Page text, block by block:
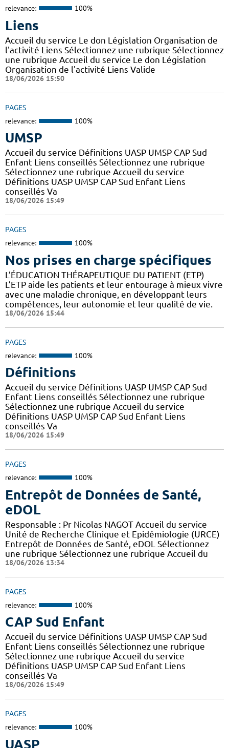
relevance: 100%
Liens
Accueil du service Le don Législation Organisation de
l'activité Liens Sélectionnez une rubrique Sélectionnez
une rubrique Accueil du service Le don Législation
Organisation de l'activité Liens Valide
18/06/2026 15:50
PAGES
relevance: 100%
UMSP
Accueil du service Définitions UASP UMSP CAP Sud
Enfant Liens conseillés Sélectionnez une rubrique
Sélectionnez une rubrique Accueil du service
Définitions UASP UMSP CAP Sud Enfant Liens
conseillés Va
18/06/2026 15:49
PAGES
relevance: 100%
Nos prises en charge spécifiques
L’ÉDUCATION THÉRAPEUTIQUE DU PATIENT (ETP)
L’ETP aide les patients et leur entourage à mieux vivre
avec une maladie chronique, en développant leurs
compétences, leur autonomie et leur qualité de vie.
18/06/2026 15:44
PAGES
relevance: 100%
Définitions
Accueil du service Définitions UASP UMSP CAP Sud
Enfant Liens conseillés Sélectionnez une rubrique
Sélectionnez une rubrique Accueil du service
Définitions UASP UMSP CAP Sud Enfant Liens
conseillés Va
18/06/2026 15:49
PAGES
relevance: 100%
Entrepôt de Données de Santé,
eDOL
Responsable : Pr Nicolas NAGOT Accueil du service
Unité de Recherche Clinique et Epidémiologie (URCE)
Entrepôt de Données de Santé, eDOL Sélectionnez
une rubrique Sélectionnez une rubrique Accueil du
18/06/2026 13:34
PAGES
relevance: 100%
CAP Sud Enfant
Accueil du service Définitions UASP UMSP CAP Sud
Enfant Liens conseillés Sélectionnez une rubrique
Sélectionnez une rubrique Accueil du service
Définitions UASP UMSP CAP Sud Enfant Liens
conseillés Va
18/06/2026 15:49
PAGES
relevance: 100%
UASP